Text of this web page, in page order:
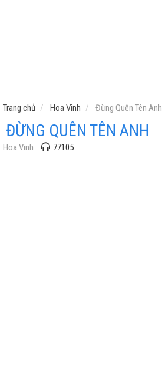
Trang chủ Hoa Vinh Đừng Quên Tên Anh
ĐỪNG QUÊN TÊN ANH
Hoa Vinh 77105